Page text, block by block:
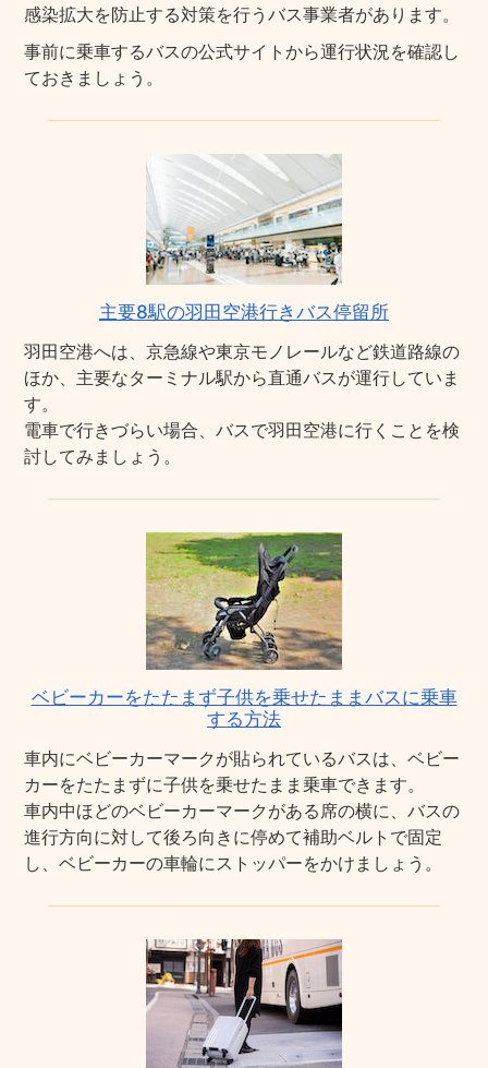
感染拡大を防止する対策を行うバス事業者があります。
事前に乗車するバスの公式サイトから運行状況を確認し
ておきましょう。
主要8駅の羽田空港行きバス停留所
羽田空港へは、京急線や東京モノレールなど鉄道路線の
ほか、主要なターミナル駅から直通バスが運行していま
す。
電車で行きづらい場合、バスで羽田空港に行くことを検
討してみましょう。
ベビーカーをたたまず子供を乗せたままバスに乗車
する方法
車内にベビーカーマークが貼られているバスは、ベビー
カーをたたまずに子供を乗せたまま乗車できます。
車内中ほどのベビーカーマークがある席の横に、バスの
進行方向に対して後ろ向きに停めて補助ベルトで固定
し、ベビーカーの車輪にストッパーをかけましょう。